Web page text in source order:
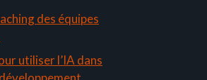
des équipes
utiliser l’IA dans